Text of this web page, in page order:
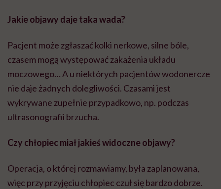
Jakie objawy daje taka wada?
Pacjent może zgłaszać kolki nerkowe, silne bóle,
czasem mogą występować zakażenia układu
moczowego… A u niektórych pacjentów wodonercze
nie daje żadnych dolegliwości. Czasami jest
wykrywane zupełnie przypadkowo, np. podczas
ultrasonografii brzucha.
Czy chłopiec miał jakieś widoczne objawy?
Operacja, o której rozmawiamy, była zaplanowana,
więc przy przyjęciu chłopiec czuł się bardzo dobrze.